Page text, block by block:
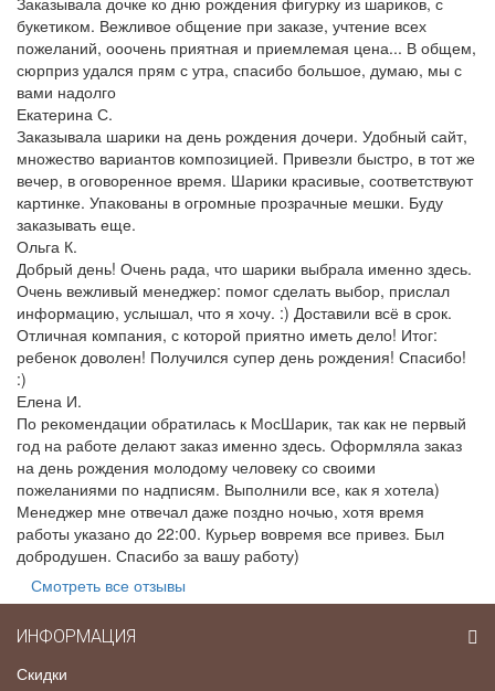
букетиком. Вежливое общение при заказе, учтение всех
пожеланий, ооочень приятная и приемлемая цена... В общем,
сюрприз удался прям с утра, спасибо большое, думаю, мы с
вами надолго
Екатерина С.
Заказывала шарики на день рождения дочери. Удобный сайт,
множество вариантов композицией. Привезли быстро, в тот же
вечер, в оговоренное время. Шарики красивые, соответствуют
картинке. Упакованы в огромные прозрачные мешки. Буду
заказывать еще.
Ольга К.
Добрый день! Очень рада, что шарики выбрала именно здесь.
Очень вежливый менеджер: помог сделать выбор, прислал
информацию, услышал, что я хочу. :) Доставили всё в срок.
Отличная компания, с которой приятно иметь дело! Итог:
ребенок доволен! Получился супер день рождения! Спасибо!
:)
Елена И.
По рекомендации обратилась к МосШарик, так как не первый
год на работе делают заказ именно здесь. Оформляла заказ
на день рождения молодому человеку со своими
пожеланиями по надписям. Выполнили все, как я хотела)
Менеджер мне отвечал даже поздно ночью, хотя время
работы указано до 22:00. Курьер вовремя все привез. Был
добродушен. Спасибо за вашу работу)
Смотреть все отзывы
ИНФОРМАЦИЯ
Скидки